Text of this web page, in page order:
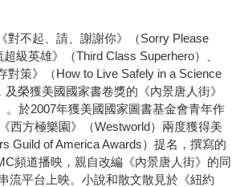
對不起、請、謝謝你》（Sorry Please
級英雄》（Third Class Superhero）、
對策》（How to Live Safely in a Science
及榮獲美國國家書卷獎的《內景唐人街》
。於2007年獲美國國家圖書基金會青年作
西方極樂園》（Westworld）兩度獲得美
Guild of America Awards）提名，撰寫的
頻道播映，親自改編《內景唐人街》的同
流平台上映。小說和散文散見於《紐約